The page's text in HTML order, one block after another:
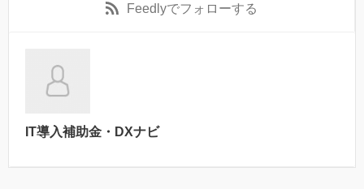
Feedlyでフォローする
IT導入補助金・DXナビ